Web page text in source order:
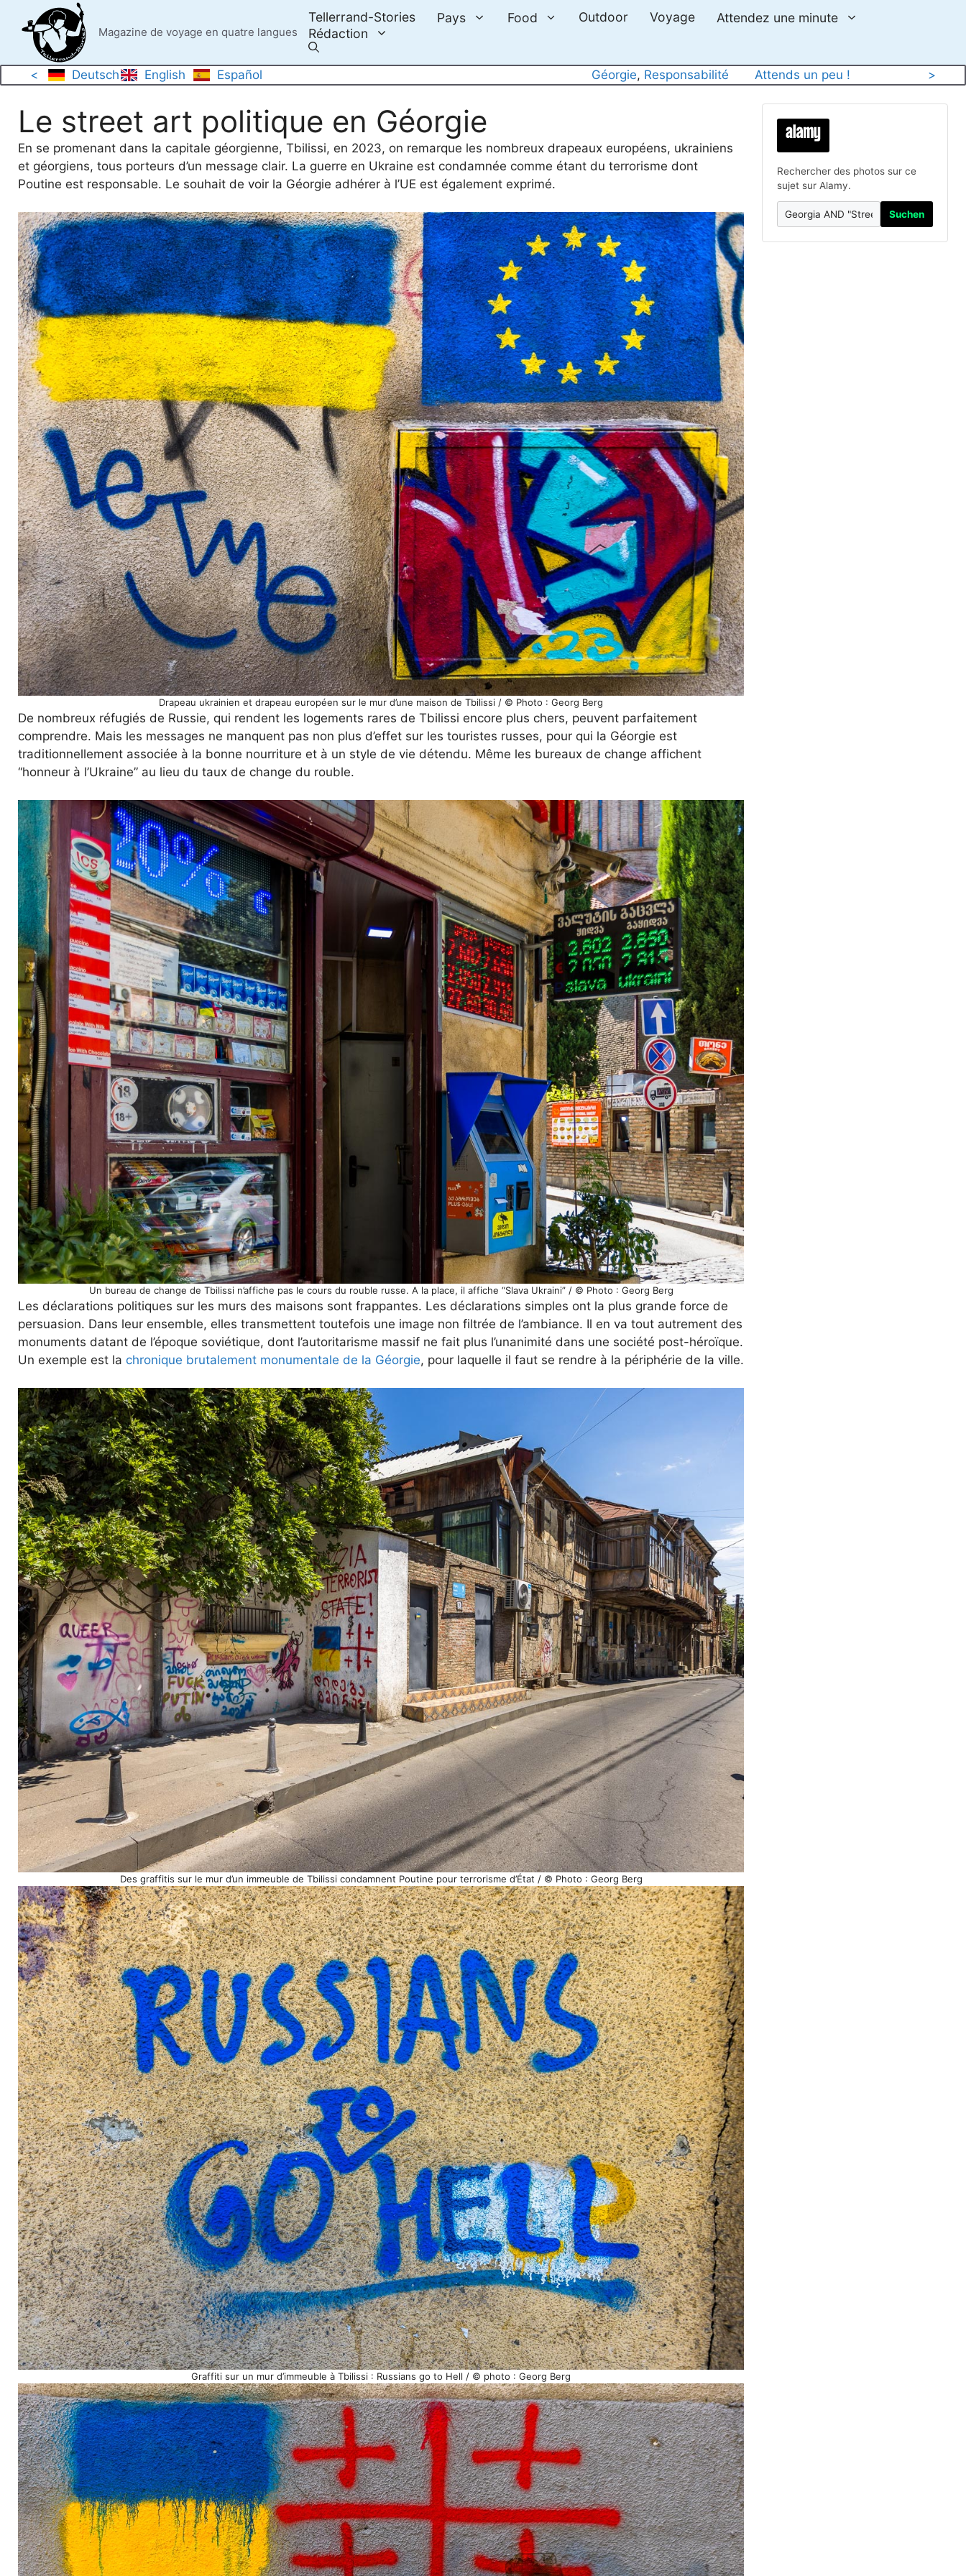
content
Magazine de voyage en quatre langues
Tellerrand-Stories Pays Food Outdoor Voyage
Attendez une minute
Rédaction
< Deutsch English Español Géorgie, Responsabilité Attends un peu ! >
Le street art politique en Géorgie
En se promenant dans la capitale géorgienne, Tbilissi, en 2023, on remarque les nombreux drapeaux européens, ukrainiens
et géorgiens, tous porteurs d’un message clair. La guerre en Ukraine est condamnée comme étant du terrorisme dont
Poutine est responsable. Le souhait de voir la Géorgie adhérer à l’UE est également exprimé.
Drapeau ukrainien et drapeau européen sur le mur d’une maison de Tbilissi / © Photo : Georg Berg
De nombreux réfugiés de Russie, qui rendent les logements rares de Tbilissi encore plus chers, peuvent parfaitement
comprendre. Mais les messages ne manquent pas non plus d’effet sur les touristes russes, pour qui la Géorgie est
traditionnellement associée à la bonne nourriture et à un style de vie détendu. Même les bureaux de change affichent
“honneur à l’Ukraine” au lieu du taux de change du rouble.
Un bureau de change de Tbilissi n’affiche pas le cours du rouble russe. A la place, il affiche “Slava Ukraini” / © Photo : Georg Berg
Les déclarations politiques sur les murs des maisons sont frappantes. Les déclarations simples ont la plus grande force de
persuasion. Dans leur ensemble, elles transmettent toutefois une image non filtrée de l’ambiance. Il en va tout autrement des
monuments datant de l’époque soviétique, dont l’autoritarisme massif ne fait plus l’unanimité dans une société post-héroïque.
Un exemple est la chronique brutalement monumentale de la Géorgie, pour laquelle il faut se rendre à la périphérie de la ville.
Des graffitis sur le mur d’un immeuble de Tbilissi condamnent Poutine pour terrorisme d’État / © Photo : Georg Berg
Graffiti sur un mur d’immeuble à Tbilissi : Russians go to Hell / © photo : Georg Berg
Rechercher des photos sur ce
sujet sur Alamy.
Suchen